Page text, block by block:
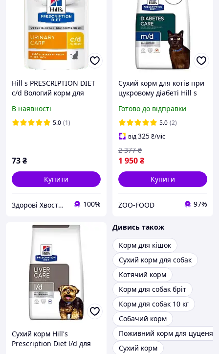
Hill s PRESCRIPTION DIET
c/d Вологий корм для
сечовидільною системою,
з куркою, пауч, 85 г
В наявності
5.0 (1)
73₴
Купити
Здорові Хвостики 100%
Сухий корм для котів при
цукровому діабеті Hill s
курка
Готово до відправки
5.0 (2)
від325₴/міс
1 950₴
2 377 ₴
Купити
ZOO-FOOD 97%
Сухий корм Hill's
Prescription Diet l/d для
Дивись також
Корм для кішок
Сухий корм для собак
Котячий корм
Корм для собак бріт
Корм для собак 10 кг
Собачий корм
Поживний корм для цуценят
Сухий корм